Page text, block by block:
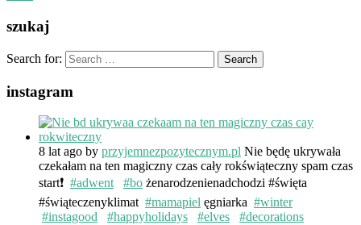
szukaj
Search for:
instagram
8 lat ago by przyjemnezpozytecznym.pl Nie będę ukrywała
czekałam na ten magiczny czas cały rokświąteczny spam czas
start❗️ #adwent #bo żenarodzenienadchodzi #święta
#świąteczenyklimat #mamapiel ęgniarka #winter
#instagood
#happyholidays #elves
#decorations